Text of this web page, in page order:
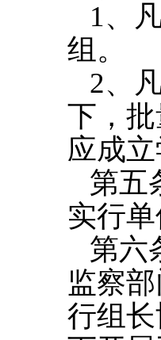
1、
组。
2、
下，
应成
第五
实行
第六
监察
行组